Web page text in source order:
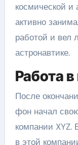
космической и
активно
работой и вел
астронавтике.
Работа
После
фон начал
компании XYZ.
в этой